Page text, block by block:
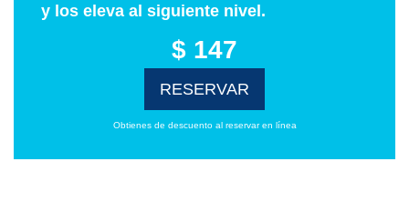
y los eleva al siguiente nivel.
$ 147
RESERVAR
Obtienes de descuento al reservar en línea